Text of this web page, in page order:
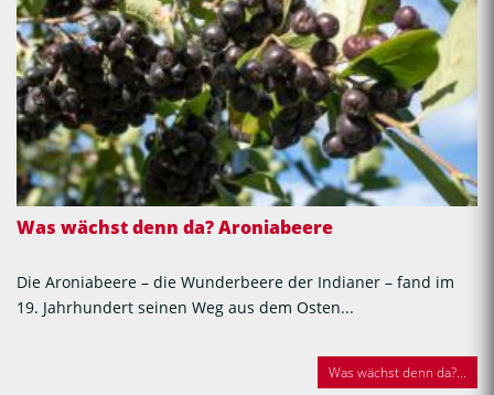
Was wächst denn da? Aroniabeere
Die Aroniabeere – die Wunderbeere der Indianer – fand im
19. Jahrhundert seinen Weg aus dem Osten...
Was wächst denn da?...